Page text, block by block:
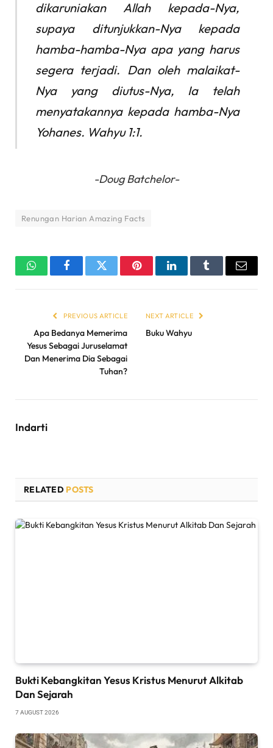
dikaruniakan Allah kepada-Nya,
supaya ditunjukkan-Nya kepada
hamba-hamba-Nya apa yang harus
segera terjadi. Dan oleh malaikat-
Nya yang diutus-Nya, Ia telah
menyatakannya kepada hamba-Nya
Yohanes. Wahyu 1:1.
-Doug Batchelor-
Renungan Harian Amazing Facts
WhatsAppFacebookTwitter PinterestLinkedInTumblr Email
PREVIOUS ARTICLE
Apa Bedanya Memerima
Yesus Sebagai Juruselamat
Dan Menerima Dia Sebagai
Tuhan?
NEXT ARTICLE
Buku Wahyu
Indarti
RELATED POSTS
Bukti Kebangkitan Yesus Kristus Menurut Alkitab
Dan Sejarah
7 AUGUST 2026